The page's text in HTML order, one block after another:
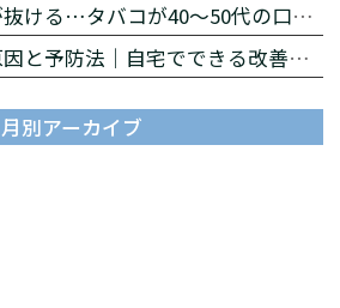
歯茎が下がる、歯が抜ける…タバコが40〜50代の口を急速に老化させる理由
歯並びが悪くなる原因と予防法｜自宅でできる改善習慣を解説
月別アーカイブ